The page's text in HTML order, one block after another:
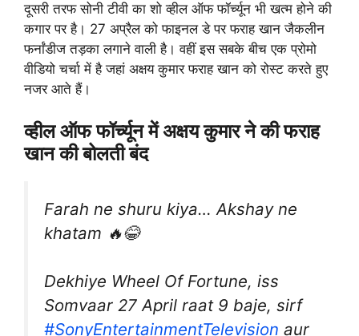
दूसरी तरफ सोनी टीवी का शो व्हील ऑफ फॉर्च्यून भी खत्म होने की
कगार पर है। 27 अप्रैल को फाइनल डे पर फराह खान जैकलीन
फर्नांडीज तड़का लगाने वाली है। वहीं इस सबके बीच एक प्रोमो
वीडियो चर्चा में है जहां अक्षय कुमार फराह खान को रोस्ट करते हुए
नजर आते हैं।
व्हील ऑफ फॉर्च्यून में अक्षय कुमार ने की फराह
खान की बोलती बंद
Farah ne shuru kiya… Akshay ne
khatam 🔥😂
Dekhiye Wheel Of Fortune, iss
Somvaar 27 April raat 9 baje, sirf
#SonyEntertainmentTelevision aur